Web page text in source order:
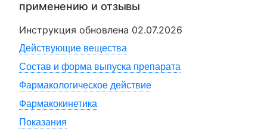
применению и отзывы
Инструкция обновлена 02.07.2026
Действующие вещества
Состав и форма выпуска препарата
Фармакологическое действие
Фармакокинетика
Показания